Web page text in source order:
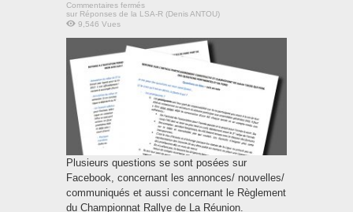
Commentaires fermés
sur Réponses de la LSA-R (Denis ANTOU)
9,546 Vues
Plusieurs questions se sont posées sur
Facebook, concernant les annonces/ nouvelles/
communiqués et aussi concernant le Règlement
du Championnat Rallye de La Réunion.